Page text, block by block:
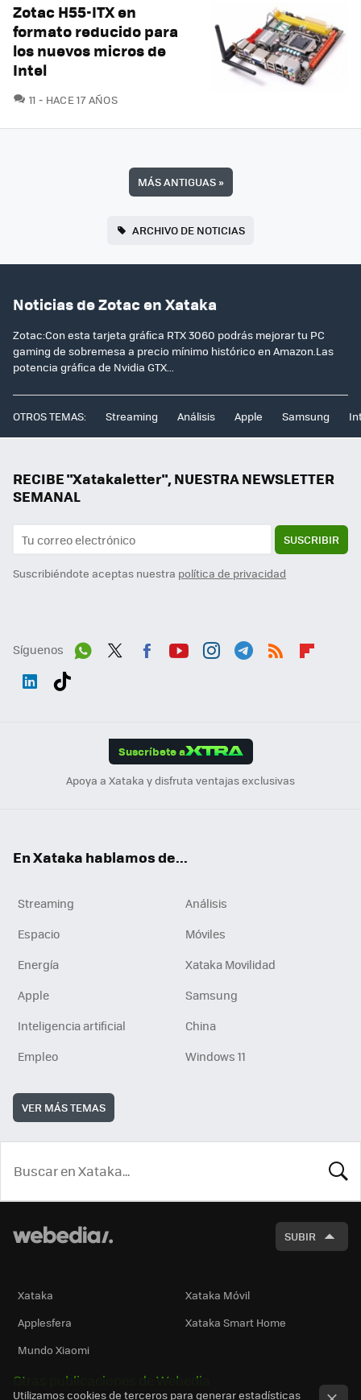
Zotac H55-ITX en
formato reducido para
los nuevos micros de
Intel
11 COMENTARIOS
HACE 17 AÑOS
MÁS ANTIGUAS»
ARCHIVO DE NOTICIAS
Noticias de Zotac en Xataka
Zotac:Con esta tarjeta gráfica RTX 3060 podrás mejorar tu PC
gaming de sobremesa a precio mínimo histórico en Amazon.Las
potencia gráfica de Nvidia GTX...
OTROS TEMAS: Streaming Análisis Apple Samsung
RECIBE "Xatakaletter", NUESTRA NEWSLETTER
SEMANAL
SUSCRIBIR
Suscribiéndote aceptas nuestra política de privacidad
Síguenos
Suscríbete a
Apoya a Xataka y disfruta ventajas exclusivas
En Xataka hablamos de...
Streaming
Análisis
Espacio
Móviles
Energía
Xataka Movilidad
Apple
Samsung
Inteligencia artificial
China
Empleo
Windows 11
VER MÁS TEMAS
SUBIR
Xataka
Xataka Móvil
Applesfera
Xataka Smart Home
Mundo Xiaomi
Otras publicaciones de Webedia
Utilizamos cookies de terceros para generar estadísticas